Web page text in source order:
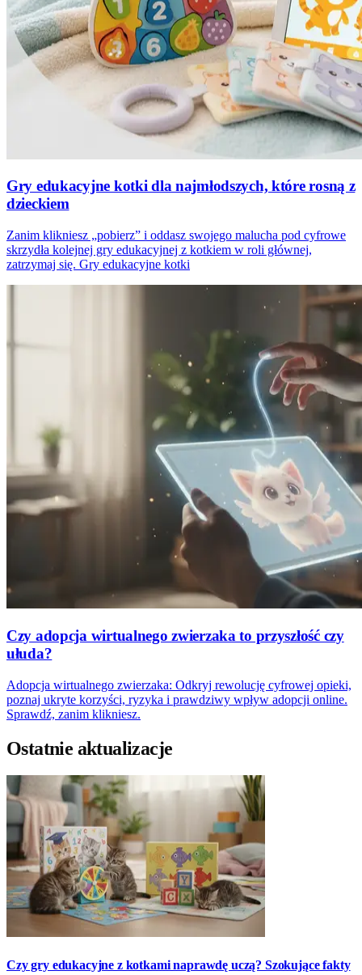
Gry edukacyjne kotki dla najmłodszych, które rosną z
dzieckiem
Zanim klikniesz „pobierz” i oddasz swojego malucha pod cyfrowe
skrzydła kolejnej gry edukacyjnej z kotkiem w roli głównej,
zatrzymaj się. Gry edukacyjne kotki
Czy adopcja wirtualnego zwierzaka to przyszłość czy
ułuda?
Adopcja wirtualnego zwierzaka: Odkryj rewolucję cyfrowej opieki,
poznaj ukryte korzyści, ryzyka i prawdziwy wpływ adopcji online.
Sprawdź, zanim klikniesz.
Ostatnie aktualizacje
Czy gry edukacyjne z kotkami naprawdę uczą? Szokujące fakty